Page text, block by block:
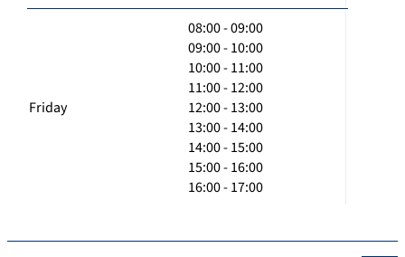
Friday
08:00 - 09:00
09:00 - 10:00
10:00 - 11:00
11:00 - 12:00
12:00 - 13:00
13:00 - 14:00
14:00 - 15:00
15:00 - 16:00
16:00 - 17:00